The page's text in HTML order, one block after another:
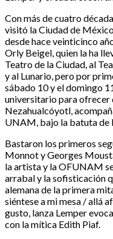
Con más de cuatro
visitó la Ciudad de
desde hace veinticinco
Orly Beigel, quien la ha
Teatro de la Ciudad, al
y al Lunario, pero por
sábado 10 y el domingo
universitario para ofrecer
Nezahualcóyotl,
UNAM, bajo la batuta de
Bastaron los primeros
Monnot y Georges
la artista y la OFUNAM
arrabal y la sofisticación
alemana de la primera
siéntese a mi mesa / allá
gusto, lanza Lemper
con la mítica Edith Piaf.